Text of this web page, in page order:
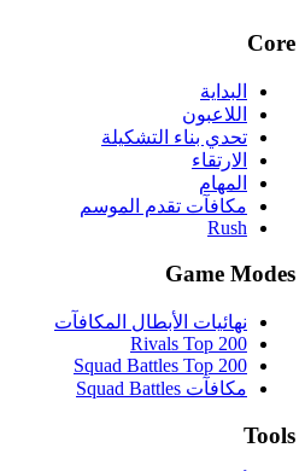
Core
البداية
اللاعبون
تحدي بناء التشكيلة
الارتقاء
المهام
مكافآت تقدم الموسم
Rush
Game Modes
نهائيات الأبطال المكافآت
Rivals Top 200
Squad Battles Top 200
مكافآت Squad Battles
Tools